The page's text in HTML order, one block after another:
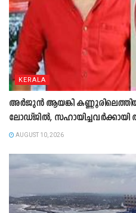
KERALA
അർജുൻ ആയങ്കി
ലോഡ്ജിൽ, സഹായിച്ചവർക്കായി
AUGUST 10, 2026